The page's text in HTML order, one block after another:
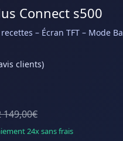
Connect s500
– Écran TFT – Mode
clients)
149,00€
24x sans frais